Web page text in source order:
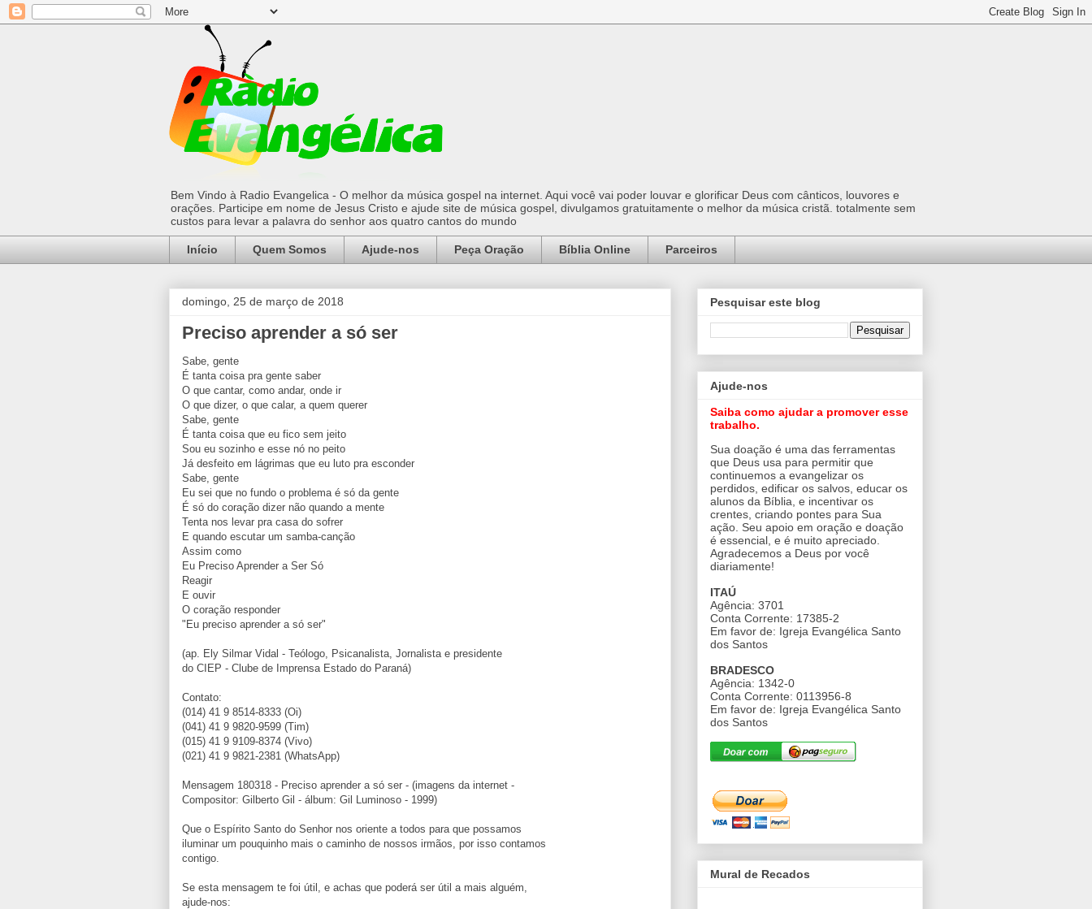
Bem Vindo à Radio Evangelica - O melhor da música gospel na internet. Aqui você vai poder louvar e glorificar Deus com cânticos, louvores e
orações. Participe em nome de Jesus Cristo e ajude site de música gospel, divulgamos gratuitamente o melhor da música cristã. totalmente sem
custos para levar a palavra do senhor aos quatro cantos do mundo
Início Quem Somos Ajude-nos Peça Oração Bíblia Online Parceiros
domingo, 25 de março de 2018
Preciso aprender a só ser
Sabe, gente
É tanta coisa pra gente saber
O que cantar, como andar, onde ir
O que dizer, o que calar, a quem querer
Sabe, gente
É tanta coisa que eu fico sem jeito
Sou eu sozinho e esse nó no peito
Já desfeito em lágrimas que eu luto pra esconder
Sabe, gente
Eu sei que no fundo o problema é só da gente
É só do coração dizer não quando a mente
Tenta nos levar pra casa do sofrer
E quando escutar um samba-canção
Assim como
Eu Preciso Aprender a Ser Só
Reagir
E ouvir
O coração responder
"Eu preciso aprender a só ser"
(ap. Ely Silmar Vidal - Teólogo, Psicanalista, Jornalista e presidente
do CIEP - Clube de Imprensa Estado do Paraná)
Contato:
(014) 41 9 8514-8333 (Oi)
(041) 41 9 9820-9599 (Tim)
(015) 41 9 9109-8374 (Vivo)
(021) 41 9 9821-2381 (WhatsApp)
Mensagem 180318 - Preciso aprender a só ser - (imagens da internet -
Compositor: Gilberto Gil - álbum: Gil Luminoso - 1999)
Que o Espírito Santo do Senhor nos oriente a todos para que possamos
iluminar um pouquinho mais o caminho de nossos irmãos, por isso contamos
contigo.
Se esta mensagem te foi útil, e achas que poderá ser útil a mais alguém,
ajude-nos:
Pesquisar este blog
Ajude-nos
Saiba como ajudar a promover esse
trabalho.
Sua doação é uma das ferramentas
que Deus usa para permitir que
continuemos a evangelizar os
perdidos, edificar os salvos, educar os
alunos da Bíblia, e incentivar os
crentes, criando pontes para Sua
ação. Seu apoio em oração e doação
é essencial, e é muito apreciado.
Agradecemos a Deus por você
diariamente!
ITAÚ
Agência: 3701
Conta Corrente: 17385-2
Em favor de: Igreja Evangélica Santo
dos Santos
BRADESCO
Agência: 1342-0
Conta Corrente: 0113956-8
Em favor de: Igreja Evangélica Santo
dos Santos
Mural de Recados